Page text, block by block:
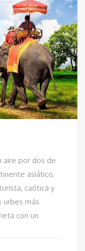
aire por dos de
asiático,
caótica y
urbes más
con un